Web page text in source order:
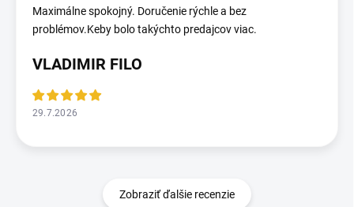
Maximálne spokojný. Doručenie rýchle a bez
problémov.Keby bolo takýchto predajcov viac.
VLADIMIR FILO
29.7.2026
Zobraziť ďalšie recenzie